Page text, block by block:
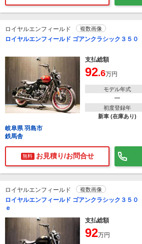
ロイヤルエンフィールド 複数画像
ロイヤルエンフィールド ゴアンクラシック３５
支払総額
92.6万円
モデル年式
―
初度登録年
新車 (在庫あり)
岐阜県 羽島市
鉄馬舎
無料 お見積り/お問合せ
ロイヤルエンフィールド 複数画像
ロイヤルエンフィールド ゴアンクラシック３５
ｅ
支払総額
92万円
車種選択するだけ
排気量
車種